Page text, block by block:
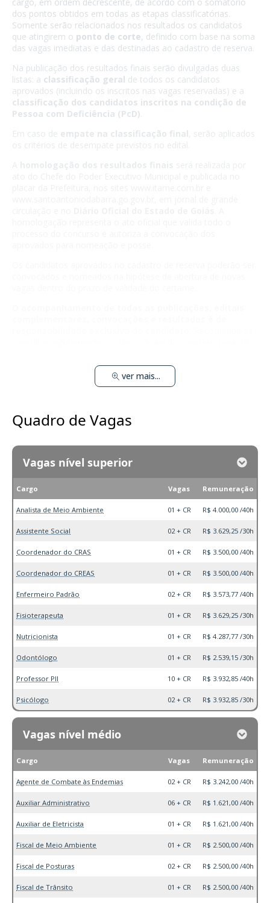
cargo, em ordem decrescente, de acordo com o somatório
dos pontos obtidos em todas as etapas classificatórias.
Somente serão relacionados nos resultados os candidatos
que atingirem o ponto de corte, definido com base na soma
das vagas imediatas e das destinadas ao cadastro de reserva.
Na publicação dos resultados finais serão divulgadas duas
listas: a classificação geral de todos os candidatos
aprovados (incluindo os inscritos nas vagas reservadas) e a
classificação dos candidatos inscritos na condição de
Pessoa com Deficiência (PcD)
Em caso de empate na classificação final , serão aplicados
ver mais...
Quadro de Vagas
Vagas nível superior
Cargo Vagas Remuneração
Analista de Meio Ambiente 01 + CR R$ 4.000,00 /40h
Assistente Social 02 + CR R$ 3.629,25 /30h
Coordenador do CRAS 01 + CR R$ 3.500,00 /40h
Coordenador do CREAS 01 + CR R$ 3.500,00 /40h
Enfermeiro Padrão 02 + CR R$ 3.573,77 /40h
Fisioterapeuta 01 + CR R$ 3.629,25 /30h
Nutricionista 01 + CR R$ 4.287,77 /30h
Odontólogo 01 + CR R$ 2.539,15 /30h
Professor PII 10 + CR R$ 3.932,85 /40h
Psicólogo 02 + CR R$ 3.932,85 /30h
Vagas nível médio
Cargo Vagas Remuneração
Agente de Combate às Endemias 02 + CR R$ 3.242,00 /40h
Auxiliar Administrativo 06 + CR R$ 1.621,00 /40h
Auxiliar de Eletricista 01 + CR R$ 1.621,00 /40h
Fiscal de Meio Ambiente 01 + CR R$ 2.500,00 /40h
Fiscal de Posturas 02 + CR R$ 2.500,00 /40h
Fiscal de Trânsito 01 + CR R$ 2.500,00 /40h